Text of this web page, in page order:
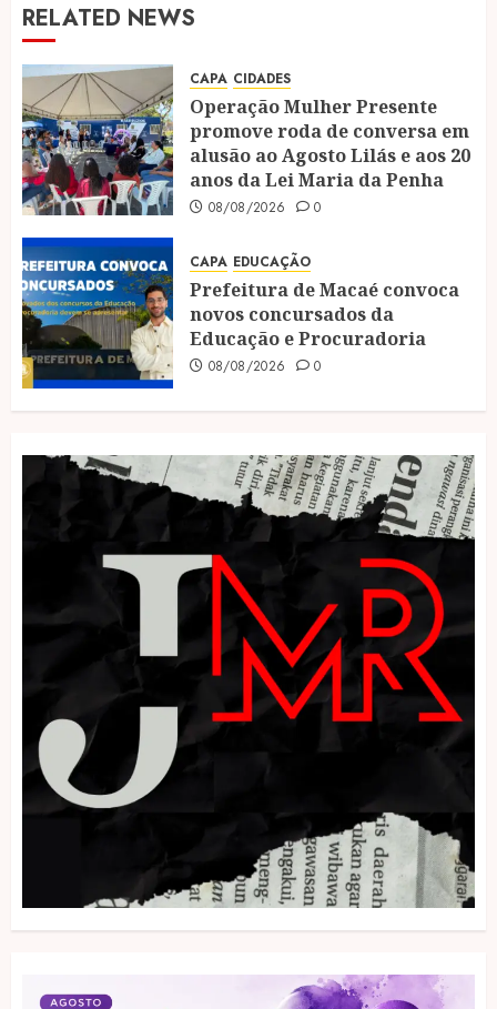
RELATED NEWS
CAPA CIDADES
Operação Mulher Presente
promove roda de conversa em
alusão ao Agosto Lilás e aos 20
anos da Lei Maria da Penha
08/08/2026 0
CAPA EDUCAÇÃO
Prefeitura de Macaé convoca
novos concursados da
Educação e Procuradoria
08/08/2026 0